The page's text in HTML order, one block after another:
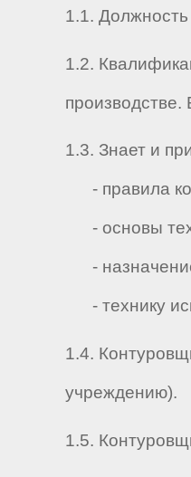
1.1. Должность
1.2.
производстве.
1.3. Знает и
- правила
- основы
-
- технику
1.4.
учреждению).
1.5.